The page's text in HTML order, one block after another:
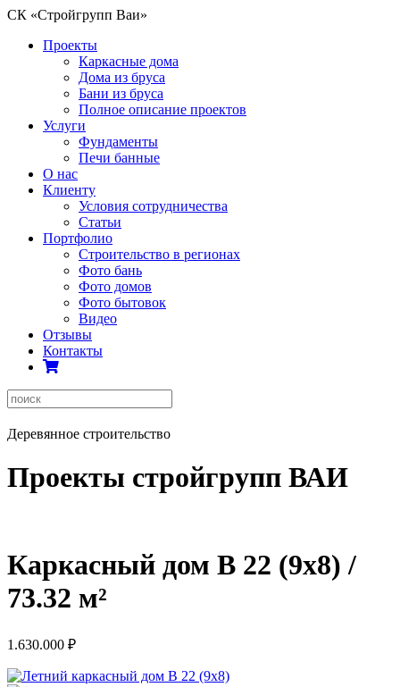
СК «Стройгрупп Ваи»
Проекты
Каркасные дома
Дома из бруса
Бани из бруса
Полное описание проектов
Услуги
Фундаменты
Печи банные
О нас
Клиенту
Условия сотрудничества
Статьи
Портфолио
Строительство в регионах
Фото бань
Фото домов
Фото бытовок
Видео
Отзывы
Контакты
Деревянное строительство
Проекты стройгрупп ВАИ
Каркасный дом В 22 (9х8) /
73.32 м²
1.630.000 ₽